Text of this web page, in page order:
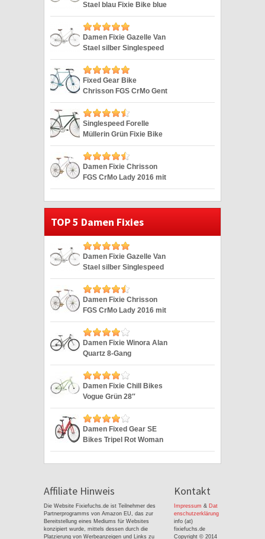
Stael blau Fixie Bike blue
28″
Damen Fixie Gazelle Van
Stael silber Singlespeed
Silver 28″
Fixed Gear Bike
Chrisson FGS CrMo Gent
blau Duomatic 28″
Singlespeed Forelle
Müllerin Grün Fixie Bike
Hartje 28 Zoll
Damen Fixie Chrisson
FGS CrMo Lady 2016 mit
2G weiss 28″
TOP 5 Damen Fixies
Damen Fixie Gazelle Van
Stael silber Singlespeed
Silver 28″
Damen Fixie Chrisson
FGS CrMo Lady 2016 mit
2G weiss 28″
Damen Fixie Winora Alan
Quartz 8-Gang
Singlespeed 28“
Damen Fixie Chill Bikes
Vogue Grün 28″
Damen Fixed Gear SE
Bikes Tripel Rot Woman
Fixie 28 Zoll
Affiliate Hinweis
Die Website Fixiefuchs.de ist Teilnehmer des
Partnerprogramms von Amazon EU, das zur
Bereitstellung eines Mediums für Websites
konzipiert wurde, mittels dessen durch die
Platzierung von Werbeanzeigen und Links zu
Kontakt
Impressum & Dat
enschutzerklärung
info (at)
fixiefuchs.de
Copyright © 2014